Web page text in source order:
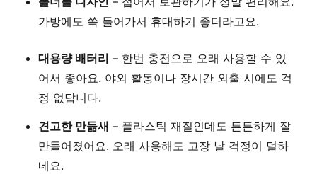
가방에도 쏙 들어가서 휴대하기 좋더라고요.
대용량 배터리 – 한번 충전으로 오래 사용할 수 있
어서 좋아요. 야외 활동이나 장시간 외출 시에도 걱
정 없답니다.
견고한 만듦새 – 플라스틱 재질인데도 튼튼하게 잘
만들어졌어요. 오래 사용해도 고장 날 걱정이 덜하
네요.